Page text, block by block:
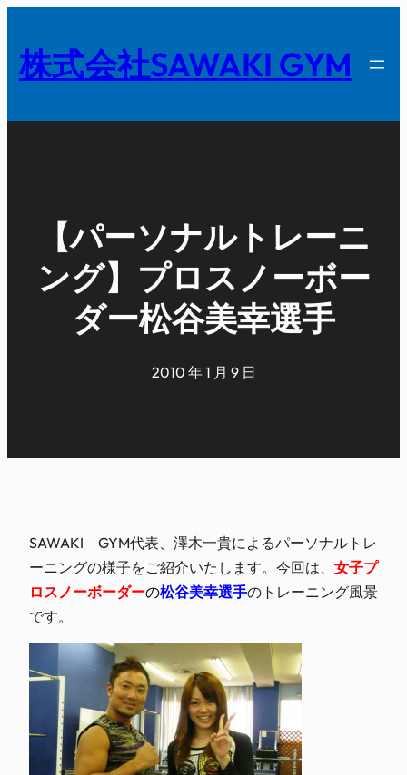
を
キ
株式会社SAWAKI GYM
【パーソナルトレーニ
ング】プロスノーボー
ダー松谷美幸選手
2010 年 1 月 9 日
SAWAKI GYM代表、澤木一貴によるパーソナルトレ
ーニングの様子をご紹介いたします。今回は、 女子プ
ロスノーボーダーの松谷美幸選手のトレーニング風景
です。